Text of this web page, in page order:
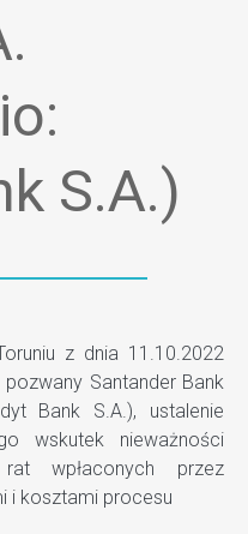
S.A.)
z dnia 11.10.2022
Santander Bank
Bank S.A.), ustalenie
wskutek nieważności
wpłaconych przez
i kosztami procesu